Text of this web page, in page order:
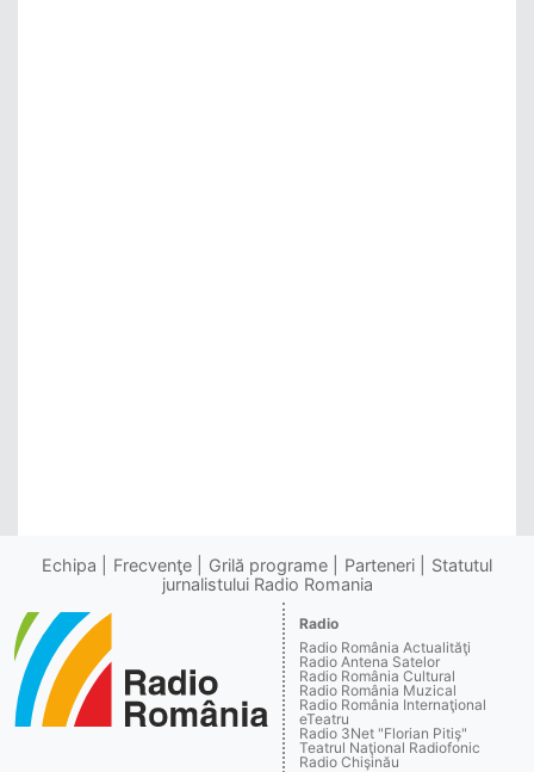
Echipa Frecvenţe Grilă programe Parteneri
Statutul
jurnalistului Radio Romania
Radio
Radio România Actualităţi
Radio Antena Satelor
Radio România Cultural
Radio România Muzical
Radio România Internaţional
eTeatru
Radio 3Net "Florian Pitiş"
Teatrul Naţional Radiofonic
Radio Chişinău